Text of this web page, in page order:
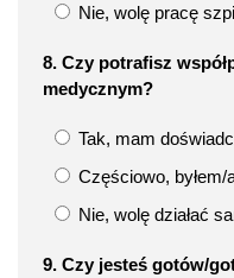
Nie, wolę pracę
8. Czy potrafisz
medycznym?
Tak, mam
Częściowo, byłem/
Nie, wolę działać
9. Czy jesteś gotów/